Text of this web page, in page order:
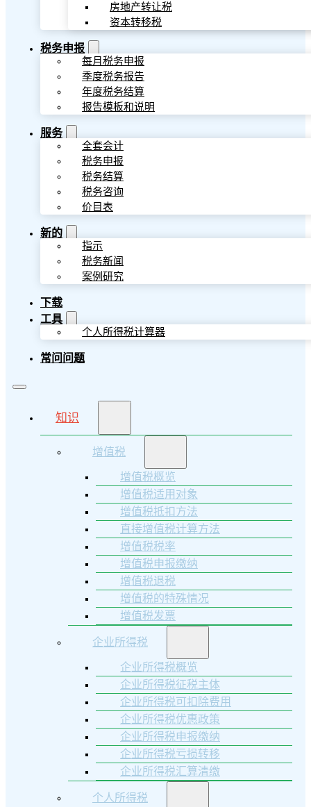
房地产转让税
资本转移税
税务申报
每月税务申报
季度税务报告
年度税务结算
报告模板和说明
服务
全套会计
税务申报
税务结算
税务咨询
价目表
新的
指示
税务新闻
案例研究
下载
工具
个人所得税计算器
常问问题
知识
增值税
增值税概览
增值税适用对象
增值税抵扣方法
直接增值税计算方法
增值税税率
增值税申报缴纳
增值税退税
增值税的特殊情况
增值税发票
企业所得税
企业所得税概览
企业所得税征税主体
企业所得税可扣除费用
企业所得税优惠政策
企业所得税申报缴纳
企业所得税亏损转移
企业所得税汇算清缴
个人所得税